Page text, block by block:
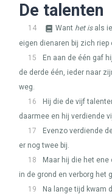
De talenten
14 Want het isals
eigen dienaren bij zich
15
En aan de één gaf
de derde één, ieder naar
weg.
16
Hij die de vijf
daarmee en hij verdiende
17
Evenzo verdiende
er nog twee bij.
18
Maar hij die het
in de grond en verborg het
19
Na lange tijd kwam